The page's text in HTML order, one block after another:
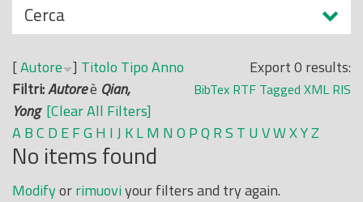
N
a
s
c
o
n
d
i
Cerca
Export 0 results:
BibTex RTF Tagged XML RIS
[Autore ] Titolo TipoAnno
Filtri:Autoreè Qian,
Yong [Clear All Filters]
ABC D EFG H IJ KLM N O PQ RS T U VWXYZ
No items found
Modifyorrimuoviyour filters and try again.